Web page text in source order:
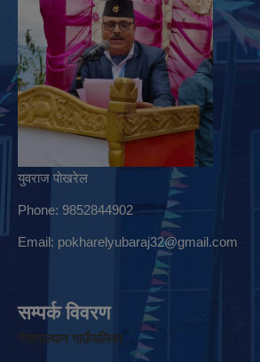
युवराज पोखरेल
Phone: 9852844902
Email: pokharelyubaraj32@gmail.com
सम्पर्क विवरण
नेचासल्यान गाउँपालिका